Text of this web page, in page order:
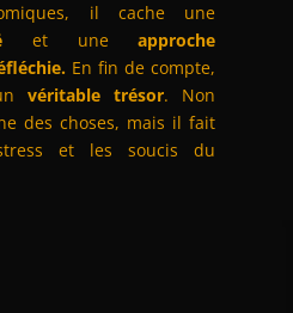
il cache une
et uneapproche
En fin de compte,
véritable trésor. Non
des choses, mais il fait
et les soucis du